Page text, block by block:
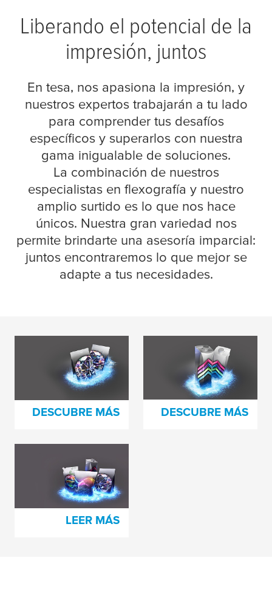
Liberando el potencial de la
impresión, juntos
En tesa, nos apasiona la impresión, y
nuestros expertos trabajarán a tu lado
para comprender tus desafíos
específicos y superarlos con nuestra
gama inigualable de soluciones.
La combinación de nuestros
especialistas en flexografía y nuestro
amplio surtido es lo que nos hace
únicos. Nuestra gran variedad nos
permite brindarte una asesoría imparcial:
juntos encontraremos lo que mejor se
adapte a tus necesidades.
Calidad en cada
DESCUBRE MÁS
Ofrecer eficiencia
mediante la
flexibilidad
DESCUBRE MÁS
flexográfica más
sostenible
LEER MÁS